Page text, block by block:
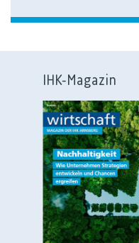
IHK-Magazin